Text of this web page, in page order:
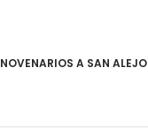
NOVENARIOS A SAN ALEJO